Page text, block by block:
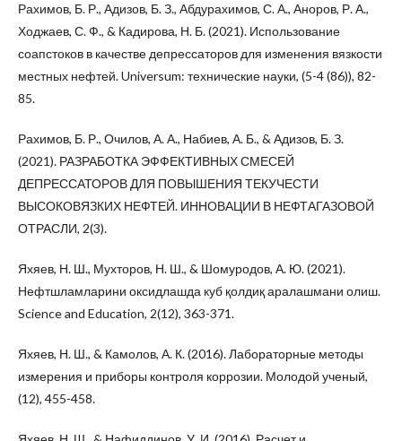
Рахимов, Б. Р., Адизов, Б. З., Абдурахимов, С. А., Аноров, Р. А.,
Ходжаев, С. Ф., & Кадирова, Н. Б. (2021). Использование
соапстоков в качестве депрессаторов для изменения вязкости
местных нефтей. Universum: технические науки, (5-4 (86)), 82-
85.
Рахимов, Б. Р., Очилов, А. А., Набиев, А. Б., & Адизов, Б. З.
(2021). РАЗРАБОТКА ЭФФЕКТИВНЫХ СМЕСЕЙ
ДЕПРЕССАТОРОВ ДЛЯ ПОВЫШЕНИЯ ТЕКУЧЕСТИ
ВЫСОКОВЯЗКИХ НЕФТЕЙ. ИННОВАЦИИ В НЕФТАГАЗОВОЙ
ОТРАСЛИ, 2(3).
Яхяев, Н. Ш., Мухторов, Н. Ш., & Шомуродов, А. Ю. (2021).
Нефтшламларини оксидлашда куб қолдиқ аралашмани олиш.
Science and Education, 2(12), 363-371.
Яхяев, Н. Ш., & Камолов, А. К. (2016). Лабораторные методы
измерения и приборы контроля коррозии. Молодой ученый,
(12), 455-458.